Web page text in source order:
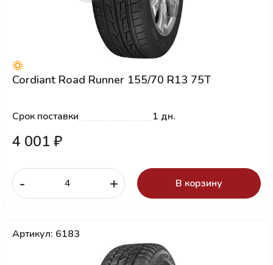
Cordiant Road Runner 155/70 R13 75T
Срок поставки 1 дн.
4 001 ₽
- + В корзину
Артикул: 6183